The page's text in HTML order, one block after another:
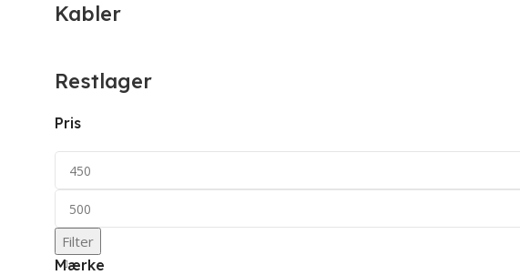
Kabler
Restlager
Pris
Filter
Mærke